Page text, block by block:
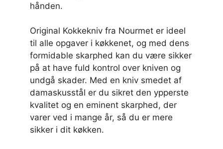
hånden.
Original Kokkekniv fra Nourmet er ideel
til alle opgaver i køkkenet, og med dens
formidable skarphed kan du være sikker
på at have fuld kontrol over kniven og
undgå skader. Med en kniv smedet af
damaskusstål er du sikret den ypperste
kvalitet og en eminent skarphed, der
varer ved i mange år, så du er mere
sikker i dit køkken.